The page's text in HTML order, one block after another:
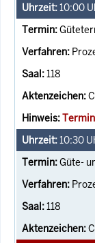
10:00
118
10:30
Güte-
118